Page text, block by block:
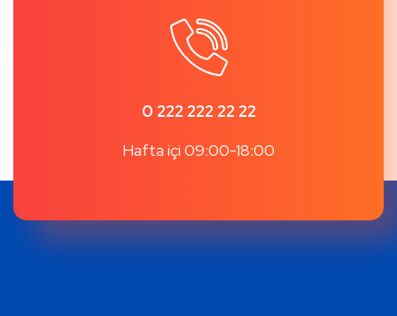
0 222 222 22 22
Hafta içi 09:00-18:00